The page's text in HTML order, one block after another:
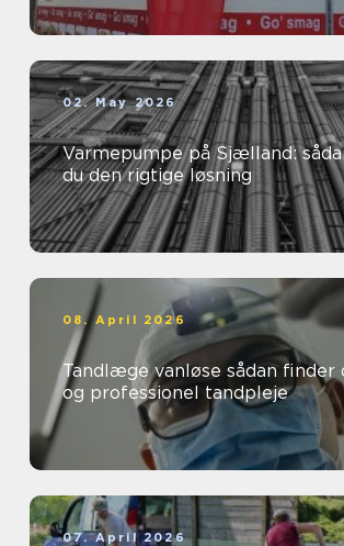
02. May 2026
Varmepumpe på Sjælland:
du den rigtige løsning
08. April 2026
Tandlæge vanløse sådan finder du tryg
og professionel tandpleje
07. April 2026